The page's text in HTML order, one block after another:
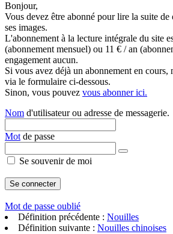
Bonjour,
Vous devez être abonné pour lire la suite de
ses images.
L'abonnement à la lecture intégrale du site
(abonnement mensuel) ou 11 € / an
engagement aucun.
Si vous avez déjà un abonnement en cours,
via le formulaire ci-dessous.
Sinon, vous pouvez vous abonner ici.
Nom d'utilisateur ou adresse de messagerie.
Mot de passe
Se souvenir de moi
Mot de passe oublié
Définition précédente : Nouilles
Définition suivante : Nouilles chinoises